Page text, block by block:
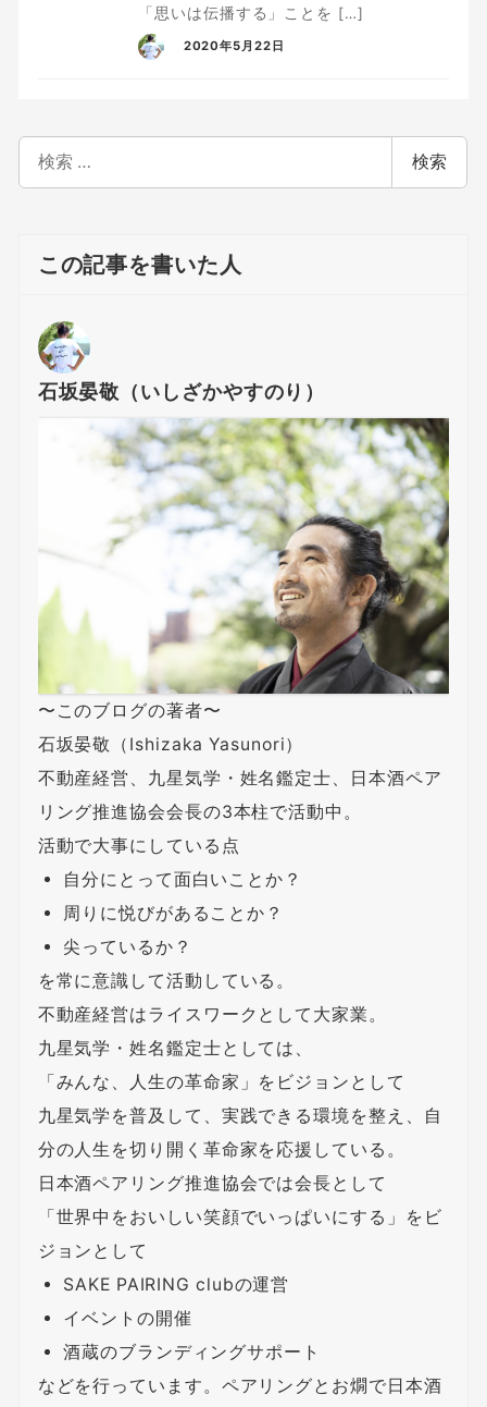
「思いは伝播する」ことを […]
2020年5月22日
索
検索
この記事を書いた人
石坂晏敬（いしざかやすのり）
〜このブログの著者〜
石坂晏敬（Ishizaka Yasunori）
不動産経営、九星気学・姓名鑑定士、日本酒ペア
リング推進協会会長の3本柱で活動中。
活動で大事にしている点
自分にとって面白いことか？
周りに悦びがあることか？
尖っているか？
を常に意識して活動している。
不動産経営はライスワークとして大家業。
九星気学・姓名鑑定士としては、
「みんな、人生の革命家」をビジョンとして
九星気学を普及して、実践できる環境を整え、自
分の人生を切り開く革命家を応援している。
日本酒ペアリング推進協会では会長として
「世界中をおいしい笑顔でいっぱいにする」をビ
ジョンとして
SAKE PAIRING clubの運営
イベントの開催
酒蔵のブランディングサポート
などを行っています。ペアリングとお燗で日本酒